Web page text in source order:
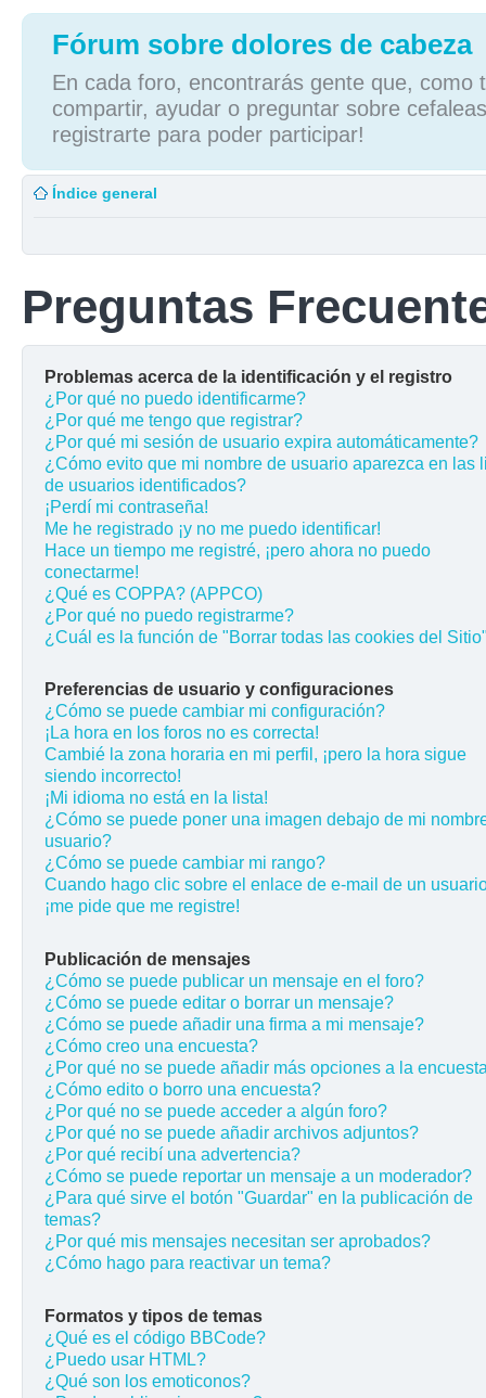
Fórum sobre dolores de cabeza
En cada foro, encontrarás gente que, como
compartir, ayudar o preguntar sobre
registrarte para poder participar!
Índice general
Preguntas
Problemas acerca de la identificación y el registro
¿Por qué no puedo identificarme?
¿Por qué me tengo que registrar?
¿Por qué mi sesión de usuario expira automáticamente?
¿Cómo evito que mi nombre de usuario aparezca en las
de usuarios identificados?
¡Perdí mi contraseña!
Me he registrado ¡y no me puedo identificar!
Hace un tiempo me registré, ¡pero ahora no puedo
conectarme!
¿Qué es COPPA? (APPCO)
¿Por qué no puedo registrarme?
¿Cuál es la función de "Borrar todas las cookies del
Preferencias de usuario y configuraciones
¿Cómo se puede cambiar mi configuración?
¡La hora en los foros no es correcta!
Cambié la zona horaria en mi perfil, ¡pero la hora sigue
siendo incorrecto!
¡Mi idioma no está en la lista!
¿Cómo se puede poner una imagen debajo de mi
usuario?
¿Cómo se puede cambiar mi rango?
Cuando hago clic sobre el enlace de e-mail de un
¡me pide que me registre!
Publicación de mensajes
¿Cómo se puede publicar un mensaje en el foro?
¿Cómo se puede editar o borrar un mensaje?
¿Cómo se puede añadir una firma a mi mensaje?
¿Cómo creo una encuesta?
¿Por qué no se puede añadir más opciones a la
¿Cómo edito o borro una encuesta?
¿Por qué no se puede acceder a algún foro?
¿Por qué no se puede añadir archivos adjuntos?
¿Por qué recibí una advertencia?
¿Cómo se puede reportar un mensaje a un moderador?
¿Para qué sirve el botón "Guardar" en la publicación de
temas?
¿Por qué mis mensajes necesitan ser aprobados?
¿Cómo hago para reactivar un tema?
Formatos y tipos de temas
¿Qué es el código BBCode?
¿Puedo usar HTML?
¿Qué son los emoticonos?